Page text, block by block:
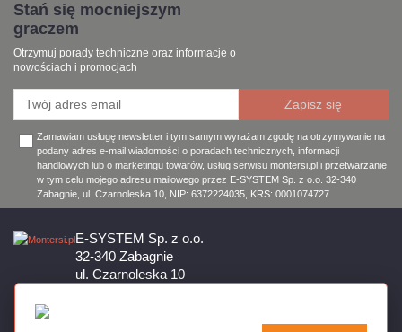
Stań się mocniejszym
graczem
Otrzymuj porady techniczne oraz informacje o
nowościach i promocjach
Zamawiam usługę newsletter i tym samym wyrażam zgodę na otrzymywanie na
podany adres e-mail wiadomości o poradach technicznych, informacji
handlowych lub o marketingu towarów, usług serwisu montersi.pl i przetwarzanie
w tym celu mojego adresu mailowego przez E-SYSTEM Sp. z o.o. 32-340
Zabagnie, ul. Czarnoleska 10, NIP: 6372224035, KRS: 0001074727
E-SYSTEM Sp. z o.o.
32-340 Zabagnie
ul. Czarnoleska 10